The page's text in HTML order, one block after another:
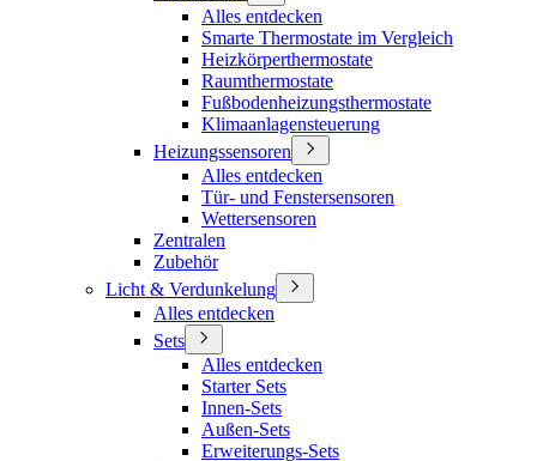
Alles entdecken
Smarte Thermostate im Vergleich
Heizkörperthermostate
Raumthermostate
Fußbodenheizungsthermostate
Klimaanlagensteuerung
Heizungssensoren
Alles entdecken
Tür- und Fenstersensoren
Wettersensoren
Zentralen
Zubehör
Licht & Verdunkelung
Alles entdecken
Sets
Alles entdecken
Starter Sets
Innen-Sets
Außen-Sets
Erweiterungs-Sets